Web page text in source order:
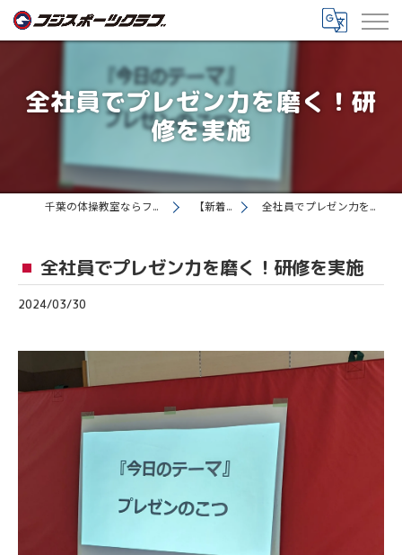
全社員でプレゼン力を磨く！研
修を実施
千葉の体操教室ならフジスポーツクラブ 【新着情報】 全社員でプレゼン力を磨く！研修を実施
全社員でプレゼン力を磨く！研修を実施
2024/03/30